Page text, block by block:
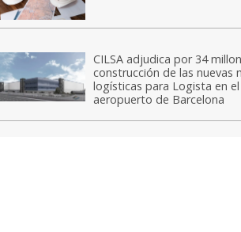
CILSA adjudica por 34
construcción de las nuevas
logísticas para Logista en el
aeropuerto de Barcelona